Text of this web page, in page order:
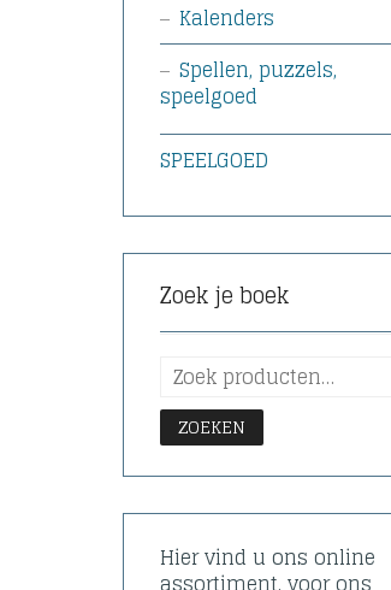
Kalenders
Spellen, puzzels,
speelgoed
SPEELGOED
Zoek je boek
ZOEKEN
Hier vind u ons online